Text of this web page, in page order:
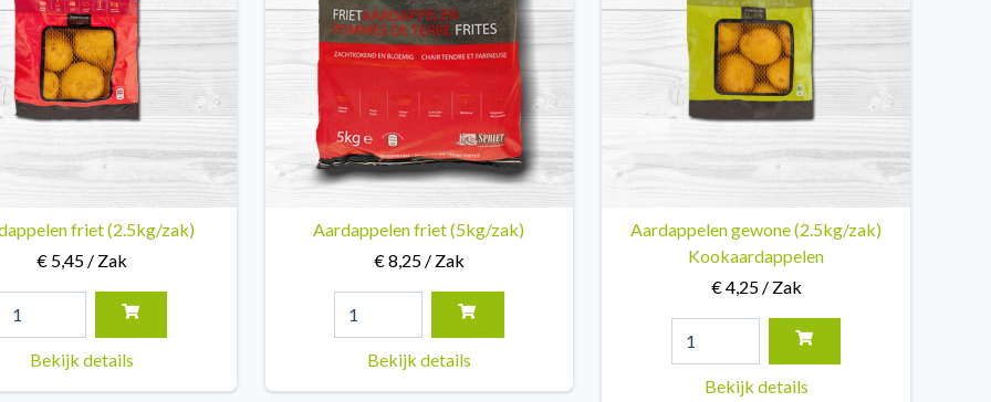
friet (2.5kg/zak)
€ 5,45 / Zak
Bekijk details
Aardappelen friet (5kg/zak)
€ 8,25 / Zak
Bekijk details
Aardappelen gewone (2.5kg/zak)
Kookaardappelen
€ 4,25 / Zak
Bekijk details